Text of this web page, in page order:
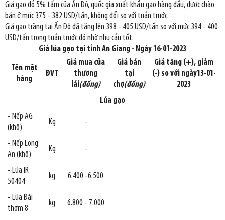
Giá gạo đồ 5% tấm của Ấn Độ, quốc gia xuất khẩu gạo hàng đầu, được chào
bán ở mức 375 - 382 USD/tấn, không đổi so với tuần trước.
Giá gạo trắng tại Ấn Độ đã tăng lên 398 - 405 USD/tấn so với mức 394 - 400
USD/tấn trong tuần trước đó nhờ nhu cầu tốt.
Giá lúa gạo tại tỉnh An Giang - Ngày 16-01-2023
Tên mặt
hàng
ĐVT
Giá mua của
thương
lái(đồng)
Giá bán
tại
chợ(đồng)
Giá tăng (+), giảm
(-) so với ngày13-01-
2023
Lúa gạo
- Nếp AG
(khô)
Kg -
- Nếp Long
An (khô)
Kg -
- Lúa IR
50404
kg 6.400 -6.500
- Lúa Đài
thơm 8
kg 6.800 - 7.000